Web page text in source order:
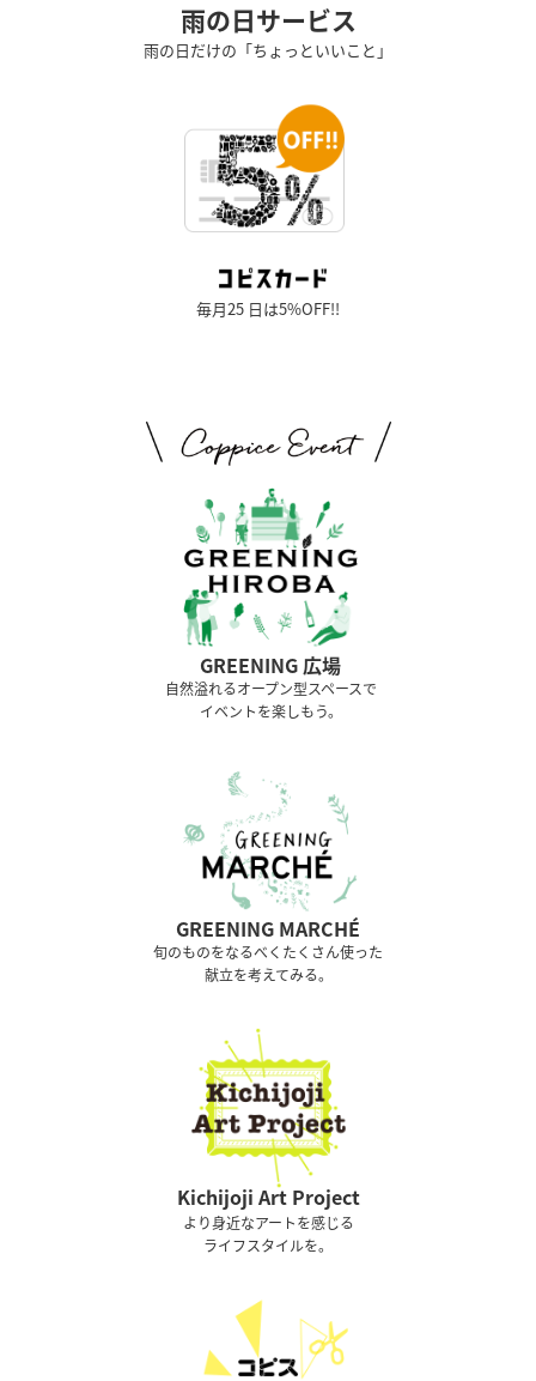
雨の日サービス
雨の日だけの「ちょっといいこと」
毎月25 日は5%OFF!!
GREENING 広場
⾃然溢れるオープン型スペースで
イベントを楽しもう。
GREENING MARCHÉ
旬のものをなるべくたくさん使った
献立を考えてみる。
Kichijoji Art Project
より身近なアートを感じる
ライフスタイルを。